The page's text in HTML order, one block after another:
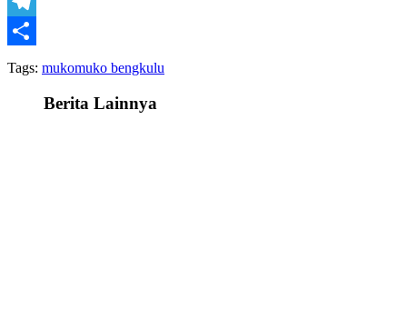
Telegram
Share
Tags: mukomuko bengkulu
Berita Lainnya